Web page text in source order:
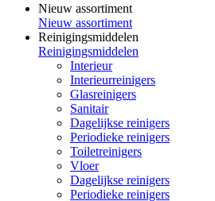
Nieuw assortiment
Nieuw assortiment
Reinigingsmiddelen
Reinigingsmiddelen
Interieur
Interieurreinigers
Glasreinigers
Sanitair
Dagelijkse reinigers
Periodieke reinigers
Toiletreinigers
Vloer
Dagelijkse reinigers
Periodieke reinigers